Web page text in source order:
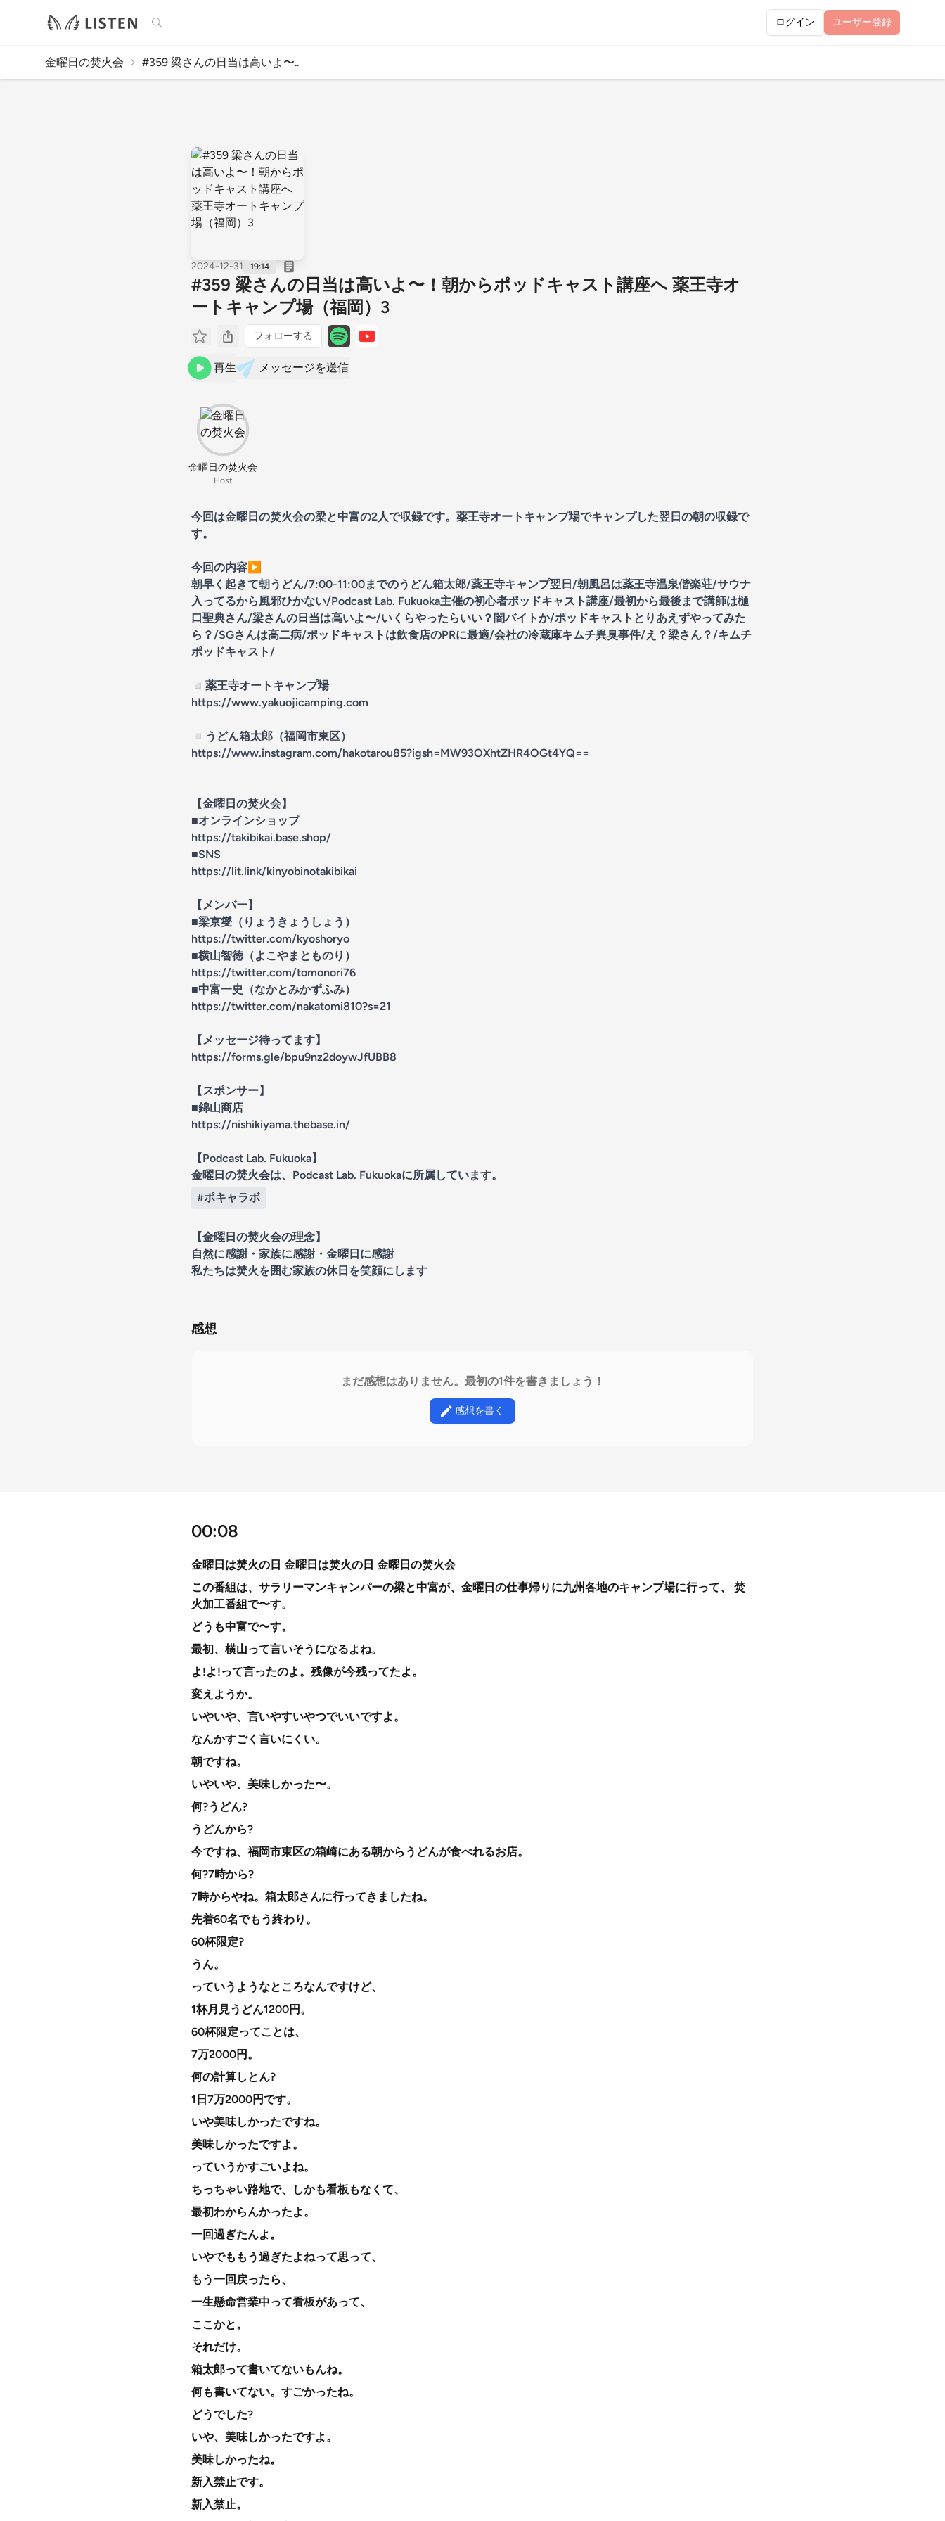
検索 ログイン ユーザー登録
金曜日の焚火会 #359 梁さんの日当は高いよ〜..
2024-12-31 19:14
#359 梁さんの日当は高いよ〜！朝からポッドキャスト講座へ 薬王寺オ
ートキャンプ場（福岡）3
フォローする
再生 メッセージを送信
金曜日の焚火会
Host
今回は金曜日の焚火会の梁と中富の2人で収録です。薬王寺オートキャンプ場でキャンプした翌日の朝の収録で
す。
今回の内容▶︎
朝早く起きて朝うどん/7:00-11:00までのうどん箱太郎/薬王寺キャンプ翌日/朝風呂は薬王寺温泉偕楽荘/サウナ
入ってるから風邪ひかない/Podcast Lab. Fukuoka主催の初心者ポッドキャスト講座/最初から最後まで講師は樋
口聖典さん/梁さんの日当は高いよ〜/いくらやったらいい？闇バイトか/ポッドキャストとりあえずやってみた
ら？/SGさんは高二病/ポッドキャストは飲食店のPRに最適/会社の冷蔵庫キムチ異臭事件/え？梁さん？/キムチ
ポッドキャスト/
◽️薬王寺オートキャンプ場
https://www.yakuojicamping.com
◽️うどん箱太郎（福岡市東区）
https://www.instagram.com/hakotarou85?igsh=MW93OXhtZHR4OGt4YQ==
【金曜日の焚火会】
■オンラインショップ
https://takibikai.base.shop/
■SNS
https://lit.link/kinyobinotakibikai
【メンバー】
■梁京燮（りょうきょうしょう）
https://twitter.com/kyoshoryo
■横山智徳（よこやまとものり）
https://twitter.com/tomonori76
■中富一史（なかとみかずふみ）
https://twitter.com/nakatomi810?s=21
【メッセージ待ってます】
https://forms.gle/bpu9nz2doywJfUBB8
【スポンサー】
■錦山商店
https://nishikiyama.thebase.in/
【Podcast Lab. Fukuoka】
金曜日の焚火会は、Podcast Lab. Fukuokaに所属しています。
#ポキャラボ
【金曜日の焚火会の理念】
自然に感謝・家族に感謝・金曜日に感謝
私たちは焚火を囲む家族の休日を笑顔にします
感想
まだ感想はありません。最初の1件を書きましょう！
感想を書く
00:08
金曜日は焚火の日 金曜日は焚火の日 金曜日の焚火会
この番組は、サラリーマンキャンパーの梁と中富が、金曜日の仕事帰りに九州各地のキャンプ場に行って、 焚
火加工番組で〜す。
どうも中富で〜す。
最初、横山って言いそうになるよね。
よ!よ!って言ったのよ。残像が今残ってたよ。
変えようか。
いやいや、言いやすいやつでいいですよ。
なんかすごく言いにくい。
朝ですね。
いやいや、美味しかった〜。
何?うどん?
うどんから?
今ですね、福岡市東区の箱崎にある朝からうどんが食べれるお店。
何?7時から?
7時からやね。箱太郎さんに行ってきましたね。
先着60名でもう終わり。
60杯限定?
うん。
っていうようなところなんですけど、
1杯月見うどん1200円。
60杯限定ってことは、
7万2000円。
何の計算しとん?
1日7万2000円です。
いや美味しかったですね。
美味しかったですよ。
っていうかすごいよね。
ちっちゃい路地で、しかも看板もなくて、
最初わからんかったよ。
一回過ぎたんよ。
いやでももう過ぎたよねって思って、
もう一回戻ったら、
一生懸命営業中って看板があって、
ここかと。
それだけ。
箱太郎って書いてないもんね。
何も書いてない。すごかったね。
どうでした?
いや、美味しかったですよ。
美味しかったね。
新入禁止です。
新入禁止。